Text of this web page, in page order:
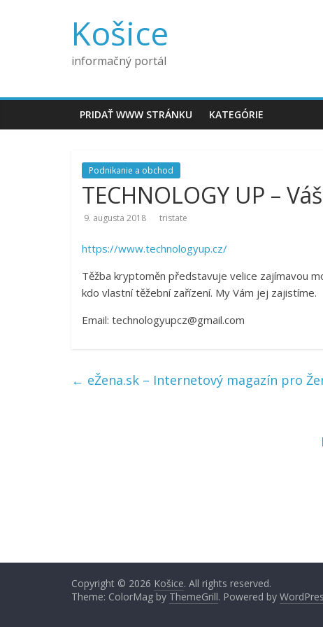
Košice
informačný portál
PRIDAŤ WWW STRÁNKU KATEGÓRIE
Podnikanie a obchod
TECHNOLOGY UP –
9. augusta 2018 tristate
https://www.technologyup.cz/
Těžba kryptoměn představuje velice zajímavou
kdo vlastní těžební zařízení. My Vám jej zajistíme.
Email: technologyupcz@gmail.com
← eŽena.sk – Internetový magazín pro
Copyright © 2026 Košice. All rights reserved.
Theme: ColorMag by ThemeGrill. Powered by